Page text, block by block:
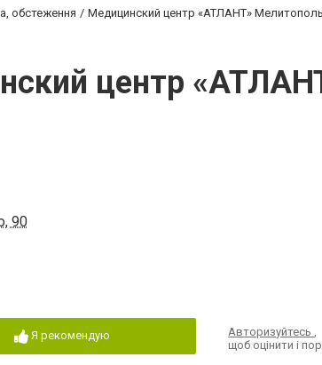
обстеження Медицинский центр «АТЛАНТ» Мелитополь
центр
90
Я рекомендую Авторизуйтесь,
щоб оцінити і